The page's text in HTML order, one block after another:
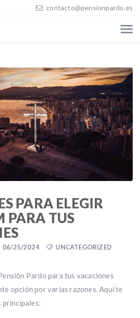
contacto@pensionpardo.es
PARA ELEGIR
PARA TUS
06/25/2024 UNCATEGORIZED
Pardo para tus vacaciones
opción por varias razones. Aquí te
principales: